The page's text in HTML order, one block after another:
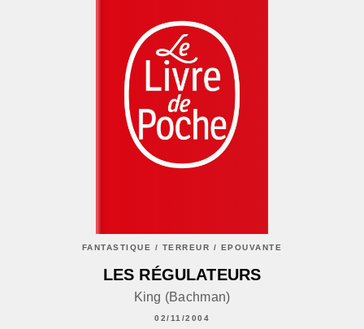
FANTASTIQUE / TERREUR / EPOUVANTE
LES RÉGULATEURS
King (Bachman)
02/11/2004